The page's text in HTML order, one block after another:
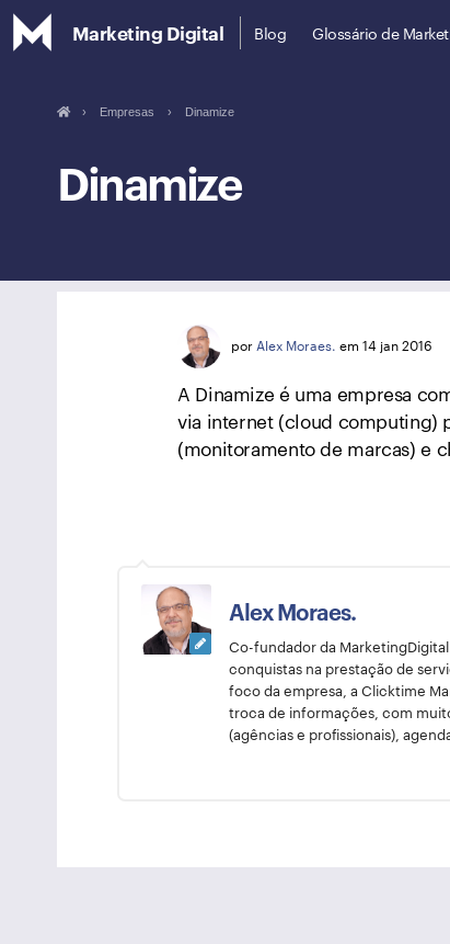
Marketing Digital Blog Glossário de
› Empresas › Dinamize
Dinamize
por Alex Moraes. em 14 jan 2016
A Dinamize é uma empresa
via internet (cloud computing)
(monitoramento de marcas) e
Alex Moraes.
Co-fundador da
conquistas na prestação de
foco da empresa, a Clicktime
troca de informações, com
(agências e profissionais),